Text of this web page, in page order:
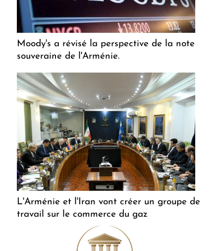
Moody's a révisé la perspective de la note
souveraine de l'Arménie.
L'Arménie et l'Iran vont créer un groupe de
travail sur le commerce du gaz